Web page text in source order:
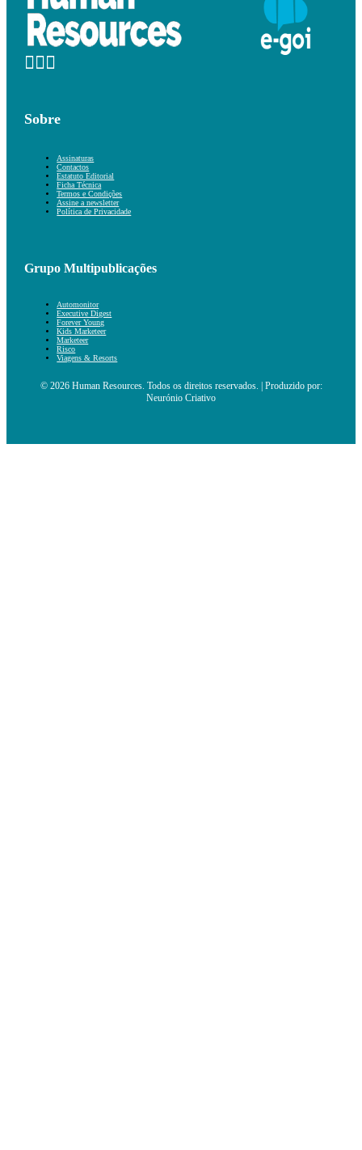
Sobre
Assinaturas
Contactos
Estatuto Editorial
Ficha Técnica
Termos e Condições
Assine a newsletter
Política de Privacidade
Grupo Multipublicações
Automonitor
Executive Digest
Forever Young
Kids Marketeer
Marketeer
Risco
Viagens & Resorts
© 2026 Human Resources. Todos os direitos reservados. | Produzido por:
Neurónio Criativo